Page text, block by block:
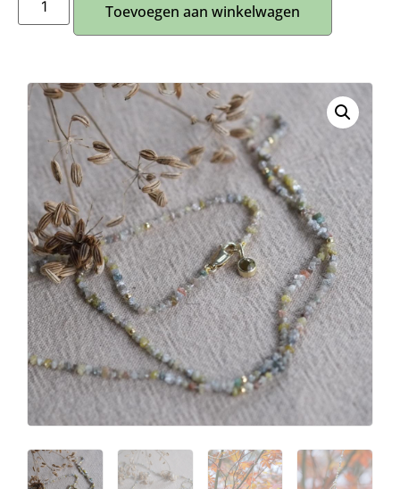
Toevoegen aan winkelwagen